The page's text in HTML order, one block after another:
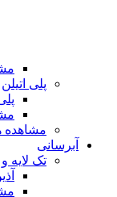
پلی اتیلن
آبرسانی
تک لایه